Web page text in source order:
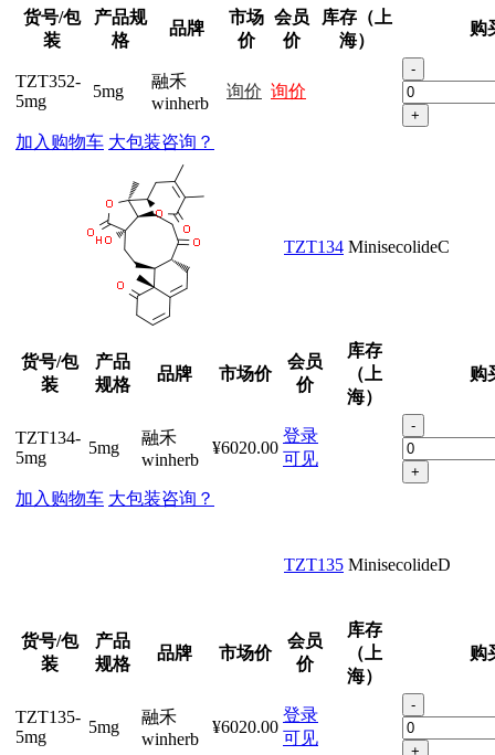
货号/包
装
产品规
格
品牌
市场
价
会员
价
库存（上
海）
购
TZT352-
5mg
5mg
融禾
winherb
询价 询价
-
+
加入购物车 大包装咨询？
TZT134 MinisecolideC
货号/包
装
产品
规格
品牌 市场价
会员
价
库存
（上
海）
购
TZT134-
5mg
5mg
融禾
winherb
¥6020.00
登录
可见
-
+
加入购物车 大包装咨询？
TZT135 MinisecolideD
货号/包
装
产品
规格
品牌 市场价
会员
价
库存
（上
海）
购
TZT135-
5mg
5mg
融禾
winherb
¥6020.00
登录
可见
-
+